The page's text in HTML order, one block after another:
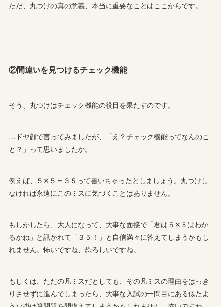
ただ、丸つけの真の意義、本当に重要なことはここからです。
②間違いを見つけるチェック機能
そう、丸つけはチェック機能の役目を果たすのです。
…ドヤ顔で言ってみましたが、「え？チェック機能ってなんのこ
と？」って思いましたか。
例えば、５✕５＝３５って書いちゃったとしましょう。丸つけし
なければ永遠にこのミスに気づくことはありません。
もしかしたら、大人になって、大事な面接で「君は５✕５はわか
るかね」と訊かれて「３５！」と自信満々に答えてしまうかもし
れません。怖いですね、恐ろしいですね。
もしくは、ただの凡ミスだとしても、その凡ミスの理由をはっき
りさせずに進んでしまったら、大事な入試の一問目にある似たよ